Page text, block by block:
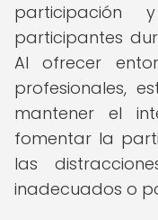
participación
participantes
Al ofrecer
profesionales,
mantener el
fomentar la
las
inadecuados o